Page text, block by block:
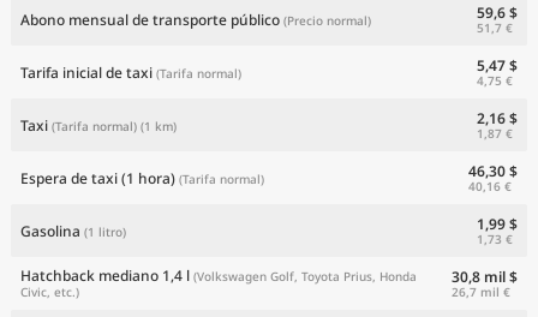
Abono mensual de transporte público (Precio normal) 59,6 $
51,7 €
Tarifa inicial de taxi (Tarifa normal) 5,47 $
4,75 €
Taxi (Tarifa normal) (1 km) 2,16 $
1,87 €
Espera de taxi (1 hora) (Tarifa normal) 46,30 $
40,16 €
Gasolina (1 litro) 1,99 $
1,73 €
Hatchback mediano 1,4 l (Volkswagen Golf, Toyota Prius, Honda
Civic, etc.)
30,8 mil $
26,7 mil €